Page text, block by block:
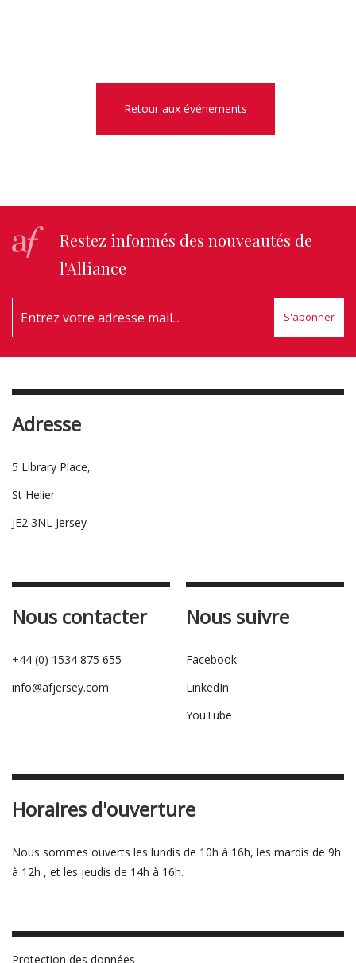
Retour aux événements
Restez informés des nouveautés de
l'Alliance
S'abonner
Adresse
5 Library Place,
St Helier
JE2 3NL Jersey
Nous contacter
+44 (0) 1534 875 655
info@afjersey.com
Nous suivre
Facebook
LinkedIn
YouTube
Horaires d'ouverture
Nous sommes ouverts les lundis de 10h à 16h, les mardis de 9h
à 12h , et les jeudis de 14h à 16h.
Protection des données